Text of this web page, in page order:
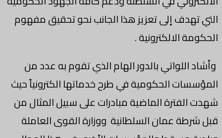
التي تهدف إلى تعزيز هذا الجانب نحو تحقيق مفهوم
الحكومة الالكترونية .
وأشاد اللواتي بالدور الهام الذي تقوم به عدد من
المؤسسات الحكومية في طرح خدماتها الكترونياً حيث
شهدت الفترة الماضية مبادرات على سبيل المثال من
قبل شرطة عمان السلطانية ووزارة القوى العاملة